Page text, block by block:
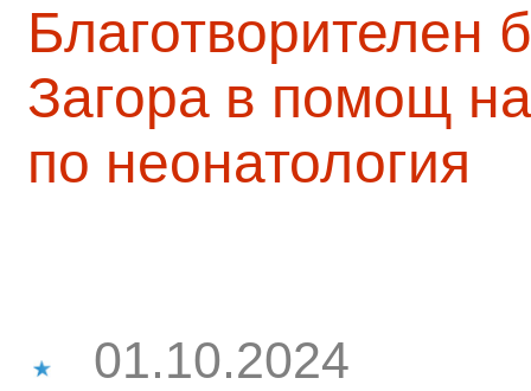
Благотворителен
Загора в помощ
по неонатология
01.10.2024